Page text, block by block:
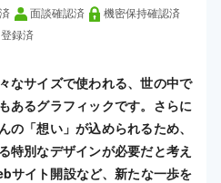
面談確認済
機密保持確認済
録済
なサイズで使われる、世の中で
あるグラフィックです。さらに
の「想い」が込められるため、
特別なデザインが必要だと考え
サイト開設など、新たな一歩を